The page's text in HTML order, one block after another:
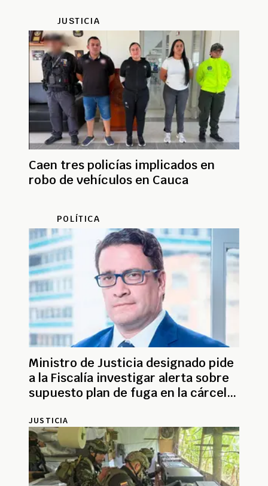
JUSTICIA
Caen tres policías implicados en
robo de vehículos en Cauca
POLÍTICA
Ministro de Justicia designado pide
a la Fiscalía investigar alerta sobre
supuesto plan de fuga en la cárcel
JUSTICIA